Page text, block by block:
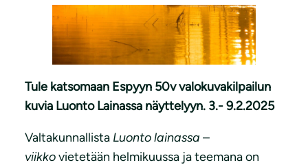
Tule katsomaan Espyyn 50v valokuvakilpailun
kuvia Luonto Lainassa näyttelyyn. 3.- 9.2.2025
Valtakunnallista Luonto lainassa –
viikkovietetään helmikuussa ja teemana on